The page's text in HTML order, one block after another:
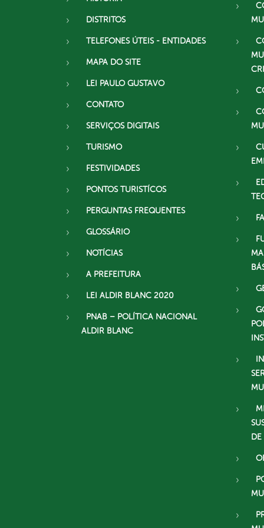
DISTRITOS
TELEFONES ÚTEIS - ENTIDADES
MAPA DO SITE
LEI PAULO GUSTAVO
CONTATO
SERVIÇOS DIGITAIS
TURISMO
FESTIVIDADES
PONTOS TURISTÍCOS
PERGUNTAS FREQUENTES
GLOSSÁRIO
NOTÍCIAS
A PREFEITURA
LEI ALDIR BLANC 2020
PNAB – POLÍTICA NACIONAL
ALDIR BLANC
DE